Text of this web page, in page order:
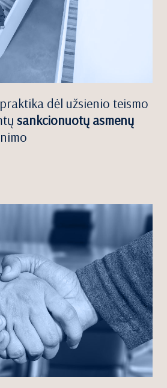
dėl užsienio teismo
sankcionuotų asmenų